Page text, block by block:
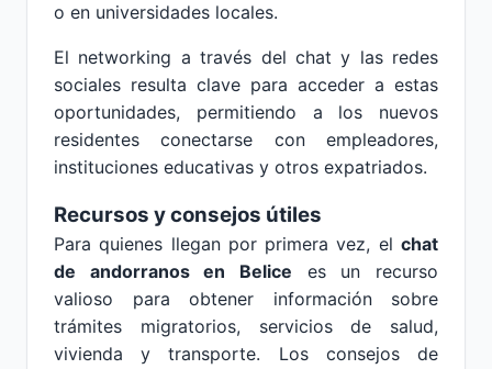
o en universidades locales.
El networking a través del chat y las redes
sociales resulta clave para acceder a estas
oportunidades, permitiendo a los nuevos
residentes conectarse con empleadores,
instituciones educativas y otros expatriados.
Recursos y consejos útiles
Para quienes llegan por primera vez, el chat
de andorranos en Belice es un recurso
valioso para obtener información sobre
trámites migratorios, servicios de salud,
vivienda y transporte. Los consejos de